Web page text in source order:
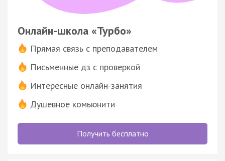
Онлайн-школа «Турбо»
Прямая связь с преподавателем
Письменные дз с проверкой
Интересные онлайн-занятия
Душевное комьюнити
Получить бесплатно